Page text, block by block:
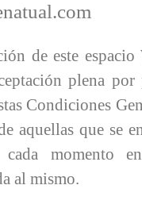
de este espacio
plena por
Condiciones
aquellas que se
cada momento
al mismo.